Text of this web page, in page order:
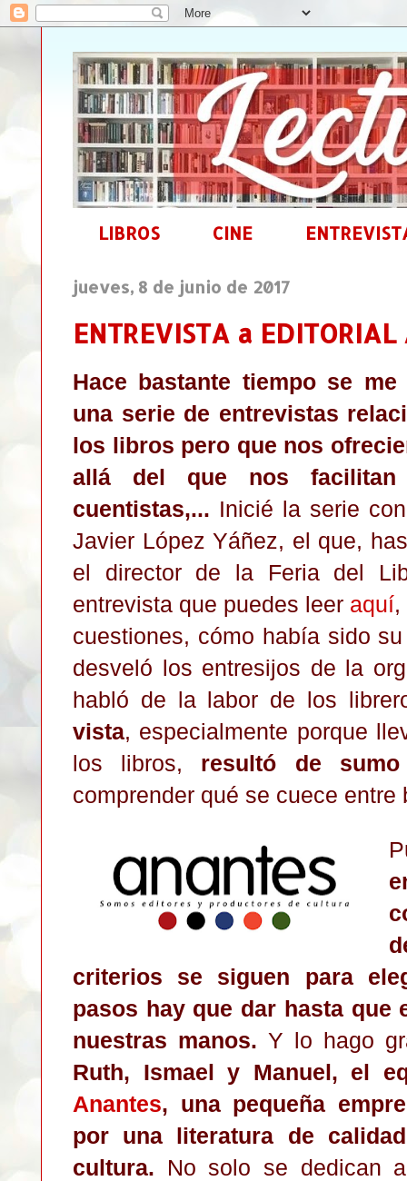
LIBROS CINE
jueves, 8 de junio de 2017
ENTREVISTA a EDITORIAL
Hace bastante tiempo se
una serie de entrevistas
los libros pero que nos
allá del que nos facilitan
cuentistas,... Inicié la serie
Javier López Yáñez, el que,
el director de la Feria del
entrevista que puedes leer aquí,
cuestiones, cómo había sido
desveló los entresijos de la
habló de la labor de los
vista, especialmente porque
los libros, resultó de
comprender qué se cuece
criterios se siguen para
pasos hay que dar hasta que
nuestras manos. Y lo hago
Ruth, Ismael y Manuel, el
Anantes, una pequeña
por una literatura de
cultura. No solo se dedican